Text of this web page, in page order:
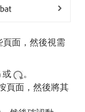
面，然後視需
或
。
頁面，然後將其